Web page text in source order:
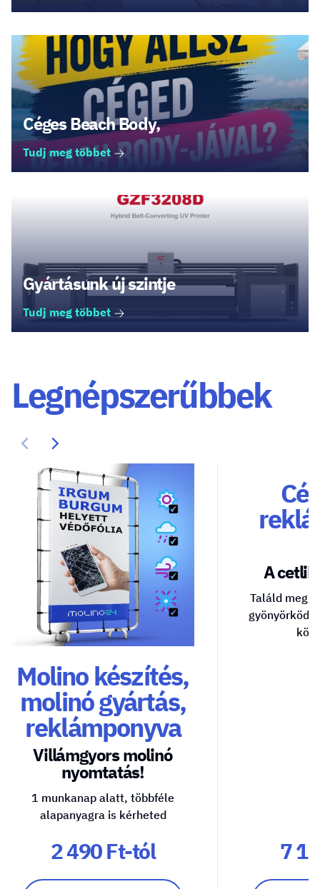
Céges Beach Body,
Tudj meg többet
Gyártásunk új szintje
Tudj meg többet
Legnépszerűbbek
Molino készítés,
molinó gyártás,
reklámponyva
Villámgyors molinó
nyomtatás!
1 munkanap alatt, többféle
alapanyagra is kérheted
2 490 Ft-tól
A
Találd meg
7